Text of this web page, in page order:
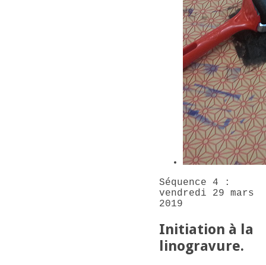
Séquence 4 :
vendredi 29 mars
2019
Initiation à la
linogravure.